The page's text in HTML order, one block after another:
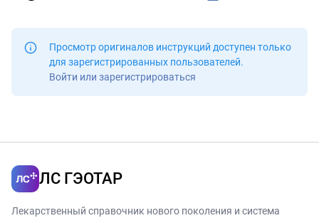
Просмотр оригиналов инструкций доступен только
для зарегистрированных пользователей.
Войти или зарегистрироваться
ЛС ГЭОТАР
Лекарственный справочник нового поколения и система